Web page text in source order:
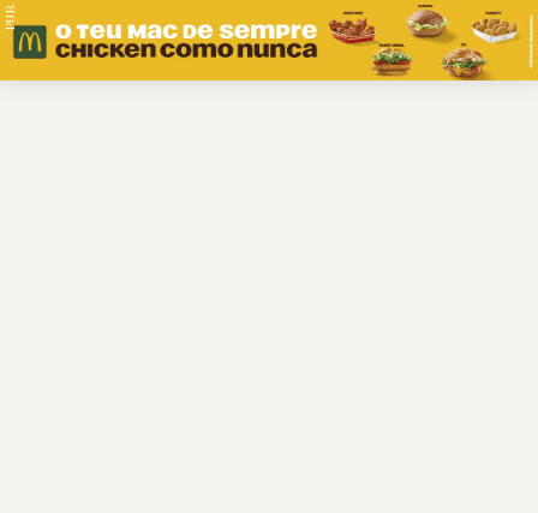
PUB.